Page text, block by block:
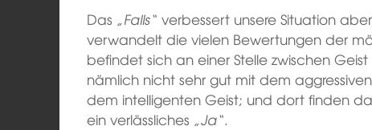
Das „Falls“ verbessert unsere Situation
verwandelt die vielen Bewertungen der
befindet sich an einer Stelle zwischen
nämlich nicht sehr gut mit dem
dem intelligenten Geist; und dort finden
ein verlässliches „Ja“.